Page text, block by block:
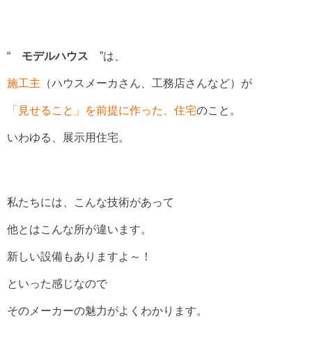
“ モデルハウス ”は、
施工主 （ハウスメーカさん、工務店さんなど）が
「見せること」を前提に作った、住宅のこと。
いわゆる、展示用住宅。
私たちには、こんな技術があって
他とはこんな所が違います。
新しい設備もありますよ～！
といった感じなので
そのメーカーの魅力がよくわかります。